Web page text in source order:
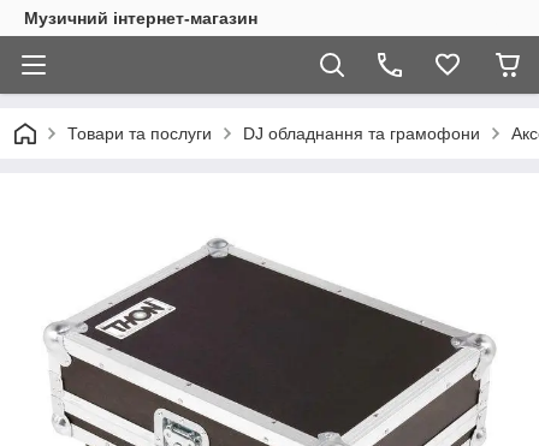
Музичний інтернет-магазин
Товари та послуги DJ обладнання та грамофони